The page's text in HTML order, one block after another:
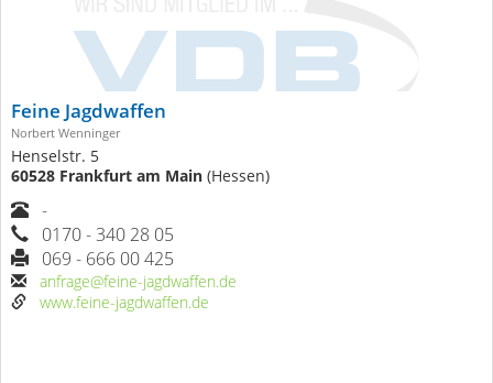
Feine Jagdwaffen
Norbert Wenninger
Henselstr. 5
60528 Frankfurt am Main (Hessen)
-
0170 - 340 28 05
069 - 666 00 425
anfrage@feine-jagdwaffen.de
www.feine-jagdwaffen.de